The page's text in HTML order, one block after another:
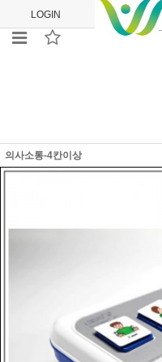
LOGIN JOIN
의사소통-4칸이상